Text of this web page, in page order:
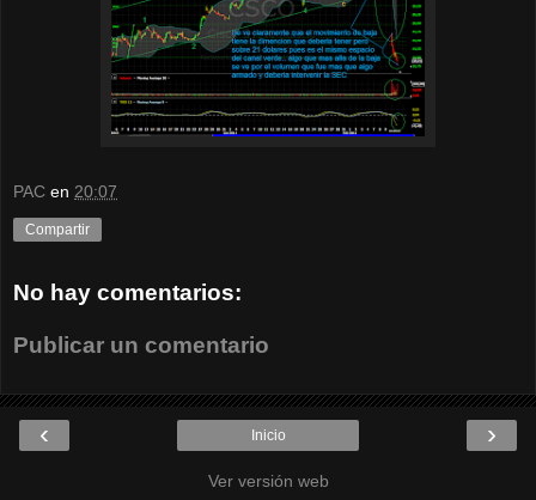
PAC en 20:07
Compartir
No hay comentarios:
Publicar un comentario
‹ ›
Inicio
Ver versión web